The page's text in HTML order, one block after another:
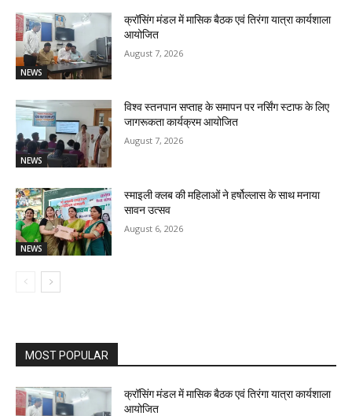
NEWS
क्रॉसिंग मंडल में मासिक बैठक एवं तिरंगा यात्रा कार्यशाला
आयोजित
August 7, 2026
NEWS
विश्व स्तनपान सप्ताह के समापन पर नर्सिंग स्टाफ के लिए
जागरूकता कार्यक्रम आयोजित
August 7, 2026
NEWS
स्माइली क्लब की महिलाओं ने हर्षोल्लास के साथ मनाया
सावन उत्सव
August 6, 2026
MOST POPULAR
क्रॉसिंग मंडल में मासिक बैठक एवं तिरंगा यात्रा कार्यशाला
आयोजित